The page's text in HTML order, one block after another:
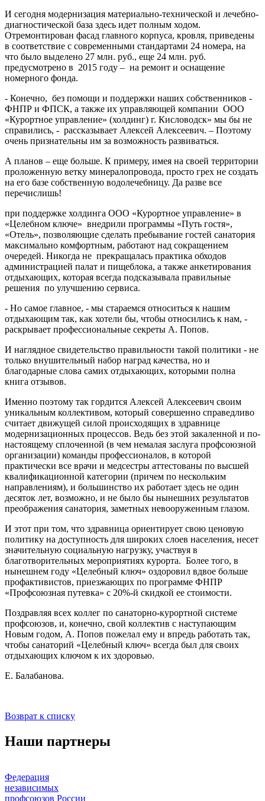
И сегодня модернизация материально-технической и лечебно-
диагностической база здесь идет полным ходом.
Отремонтирован фасад главного корпуса, кровля, приведены
в соответствие с современными стандартами 24 номера, на
что было выделено 27 млн. руб., еще 24 млн. руб.
предусмотрено в 2015 году – на ремонт и оснащение
номерного фонда.
- Конечно, без помощи и поддержки наших собственников -
ФНПР и ФПСК, а также их управляющей компании ООО
«Курортное управление» (холдинг) г. Кисловодск» мы бы не
справились, - рассказывает Алексей Алексеевич. – Поэтому
очень признательны им за возможность развиваться.
А планов – еще больше. К примеру, имея на своей территории
проложенную ветку минералопровода, просто грех не создать
на его базе собственную водолечебницу. Да разве все
перечислишь!
при поддержке холдинга ООО «Курортное управление» в
«Целебном ключе» внедрили программы «Путь гостя»,
«Отель», позволяющие сделать пребывание гостей санатория
максимально комфортным, работают над сокращением
очередей. Никогда не прекращалась практика обходов
администрацией палат и пищеблока, а также анкетирования
отдыхающих, которая всегда подсказывала правильные
решения по улучшению сервиса.
- Но самое главное, - мы стараемся относиться к нашим
отдыхающим так, как хотели бы, чтобы относились к нам, -
раскрывает профессиональные секреты А. Попов.
И наглядное свидетельство правильности такой политики - не
только внушительный набор наград качества, но и
благодарные слова самих отдыхающих, которыми полна
книга отзывов.
Именно поэтому так гордится Алексей Алексеевич своим
уникальным коллективом, который совершенно справедливо
считает движущей силой происходящих в здравнице
модернизационных процессов. Ведь без этой закаленной и по-
настоящему сплоченной (в чем немалая заслуга профсоюзной
организации) команды профессионалов, в которой
практически все врачи и медсестры аттестованы по высшей
квалификационной категории (причем по нескольким
направлениям), и большинство их работает здесь не один
десяток лет, возможно, и не было бы нынешних результатов
преображения санатория, заметных невооруженным глазом.
И этот при том, что здравница ориентирует свою ценовую
политику на доступность для широких слоев населения, несет
значительную социальную нагрузку, участвуя в
благотворительных мероприятиях курорта. Более того, в
нынешнем году «Целебный ключ» оздоровил вдвое больше
профактивистов, приезжающих по программе ФНПР
«Профсоюзная путевка» с 20%-й скидкой ее стоимости.
Поздравляя всех коллег по санаторно-курортной системе
профсоюзов, и, конечно, свой коллектив с наступающим
Новым годом, А. Попов пожелал ему и впредь работать так,
чтобы санаторий «Целебный ключ» всегда был для своих
отдыхающих ключом к их здоровью.
Е. Балабанова.
Возврат к списку
Наши партнеры
Федерация
независимых
профсоюзов России